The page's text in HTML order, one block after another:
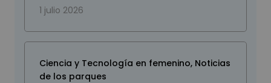
1 julio 2026
Ciencia y Tecnología en femenino, Noticias
de los parques